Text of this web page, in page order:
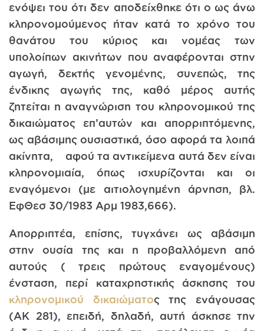
ενόψει του ότι δεν αποδείχθηκε ότι ο ως άνω
κληρονομούμενος ήταν κατά το χρόνο του
θανάτου του κύριος και νομέας των
υπολοίπων ακινήτων που αναφέρονται στην
αγωγή, δεκτής γενομένης, συνεπώς, της
ένδικης αγωγής της, καθό μέρος αυτής
ζητείται η αναγνώριση του κληρονομικού της
δικαιώματος επ’αυτών και απορριπτόμενης,
ως αβάσιμης ουσιαστικά, όσο αφορά τα λοιπά
ακίνητα, αφού τα αντικείμενα αυτά δεν είναι
κληρονομιαία, όπως ισχυρίζονται και οι
εναγόμενοι (με αιτιολογημένη άρνηση, βλ.
ΕφΘεσ 30/1983 Αρμ 1983,666).
Απορριπτέα, επίσης, τυγχάνει ως αβάσιμη
στην ουσία της και η προβαλλόμενη από
αυτούς ( τρεις πρώτους εναγομένους)
ένσταση, περί καταχρηστικής άσκησης του
κληρονομικού δικαιώματος της ενάγουσας
(ΑΚ 281), επειδή, δηλαδή, αυτή άσκησε την